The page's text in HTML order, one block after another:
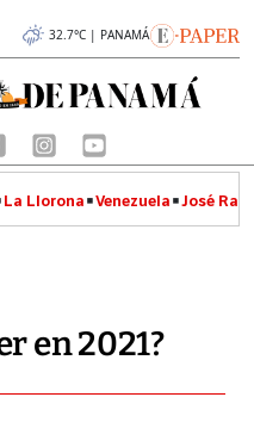
32.7°C | PANAMÁ
La Llorona Venezuela José
en 2021?